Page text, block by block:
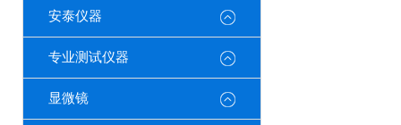
安泰仪器
专业测试仪器
显微镜